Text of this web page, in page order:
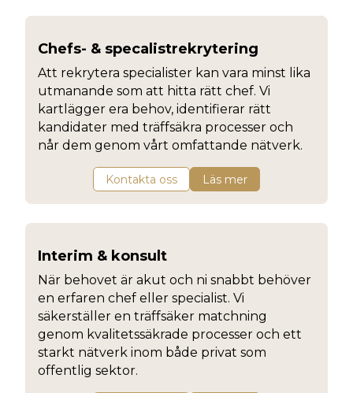
Chefs- & specalistrekrytering
Att rekrytera specialister kan vara minst lika
utmanande som att hitta rätt chef. Vi
kartlägger era behov, identifierar rätt
kandidater med träffsäkra processer och
når dem genom vårt omfattande nätverk.
Kontakta oss Läs mer
Interim & konsult
När behovet är akut och ni snabbt behöver
en erfaren chef eller specialist. Vi
säkerställer en träffsäker matchning
genom kvalitetssäkrade processer och ett
starkt nätverk inom både privat som
offentlig sektor.